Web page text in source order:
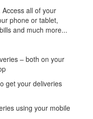
all of your
phone or tablet,
and much more...
– both on your
get your deliveries
using your mobile